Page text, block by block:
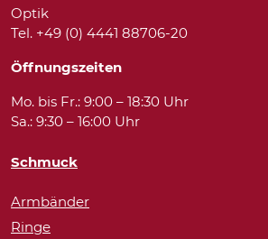
Optik
Tel. +49 (0) 4441 88706-20
Öffnungszeiten
Mo. bis Fr.: 9:00 – 18:30 Uhr
Sa.: 9:30 – 16:00 Uhr
Schmuck
Armbänder
Ringe